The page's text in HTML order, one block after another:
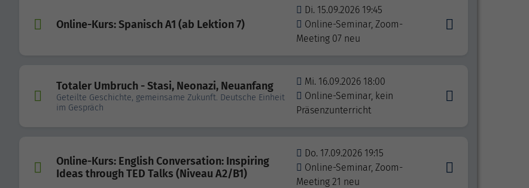
Online-Kurs: Spanisch A1 (ab Lektion 7)
Di. 15.09.2026 19:45
Online-Seminar, Zoom-
Meeting 07 neu
Totaler Umbruch - Stasi, Neonazi, Neuanfang
Geteilte Geschichte, gemeinsame Zukunft. Deutsche Einheit
im Gespräch
Mi. 16.09.2026 18:00
Online-Seminar, kein
Präsenzunterricht
Online-Kurs: English Conversation: Inspiring
Ideas through TED Talks (Niveau A2/B1)
Do. 17.09.2026 19:15
Online-Seminar, Zoom-
Meeting 21 neu